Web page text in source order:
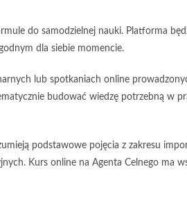
do samodzielnej nauki. Platforma
dla siebie momencie.
lub spotkaniach online
budować wiedzę potrzebną w
podstawowe pojęcia z zakresu
Kurs online na Agenta Celnego ma